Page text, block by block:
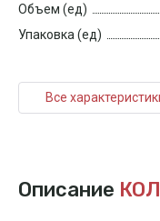
Объем (ед)
Упаковка (ед)
Все
Описание